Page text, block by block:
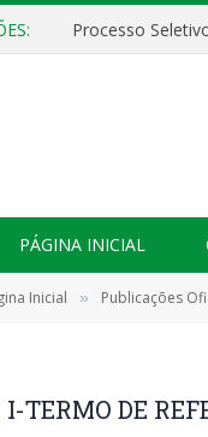
PÁGINA INICIAL
Inicial » Publicações
TERMO DE